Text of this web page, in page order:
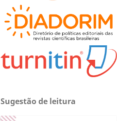
Sugestão de leitura